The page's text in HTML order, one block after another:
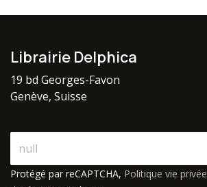
Librairie Delphica
19 bd Georges-Favon
Genève, Suisse
Protégé par reCAPTCHA, Politique vie privée